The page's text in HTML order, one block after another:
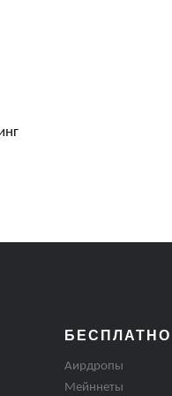
БЕСПЛАТНО
Аирдропы
Мейннеты